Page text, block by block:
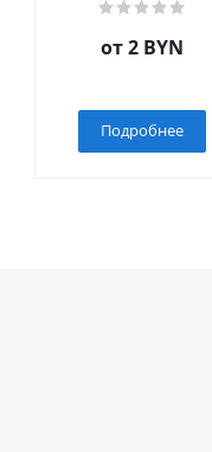
от2 BYN
Подробнее